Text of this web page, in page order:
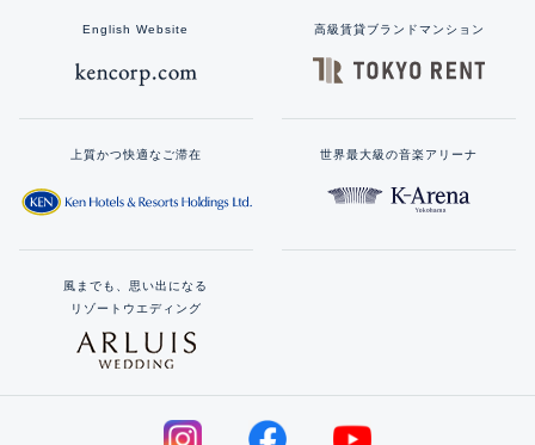
English Website 高級賃貸ブランドマンション
上質かつ快適なご滞在 世界最大級の音楽アリーナ
風までも、思い出になる
リゾートウエディング